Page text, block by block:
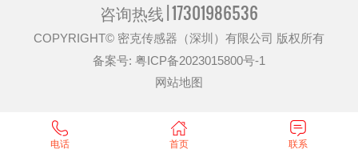
咨询热线 |17301986536
COPYRIGHT© 密克传感器（深圳）有限公司 版权所有
备案号: 粤ICP备2023015800号-1
网站地图
电话 首页 联系